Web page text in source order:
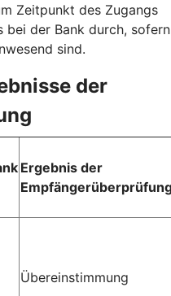
Zeitpunkt des Zugangs
bei der Bank durch, sofern
sind.
der
Ergebnis der
Übereinstimmung